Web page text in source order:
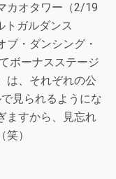
カオタワー（2/19
ガルダンス
・ダンシング・
ボーナスステージ
は、それぞれの公
見られるようにな
ますから、見忘れ
）